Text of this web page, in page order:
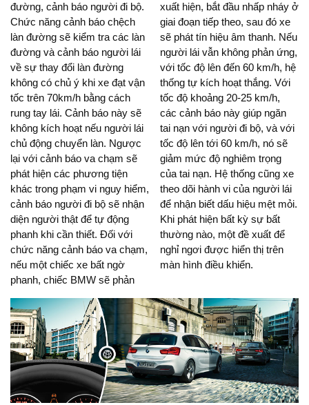
đường, cảnh báo người đi bộ.
Chức năng cảnh báo chệch
làn đường sẽ kiểm tra các làn
đường và cảnh báo người lái
về sự thay đổi làn đường
không có chủ ý khi xe đạt vận
tốc trên 70km/h bằng cách
rung tay lái. Cảnh báo này sẽ
không kích hoạt nếu người lái
chủ động chuyển làn. Ngược
lại với cảnh báo va chạm sẽ
phát hiện các phương tiện
khác trong phạm vi nguy hiểm,
cảnh báo người đi bộ sẽ nhận
diện người thật để tự động
phanh khi cần thiết. Đối với
chức năng cảnh báo va chạm,
nếu một chiếc xe bất ngờ
phanh, chiếc BMW sẽ phản
xuất hiện, bắt đầu nhấp nháy ở
giai đoạn tiếp theo, sau đó xe
sẽ phát tín hiệu âm thanh. Nếu
người lái vẫn không phản ứng,
với tốc độ lên đến 60 km/h, hệ
thống tự kích hoạt thắng. Với
tốc độ khoảng 20-25 km/h,
các cảnh báo này giúp ngăn
tai nạn với người đi bộ, và với
tốc độ lên tới 60 km/h, nó sẽ
giảm mức độ nghiêm trọng
của tai nạn. Hệ thống cũng xe
theo dõi hành vi của người lái
để nhận biết dấu hiệu mệt mỏi.
Khi phát hiện bất kỳ sự bất
thường nào, một đề xuất để
nghỉ ngơi được hiển thị trên
màn hình điều khiển.